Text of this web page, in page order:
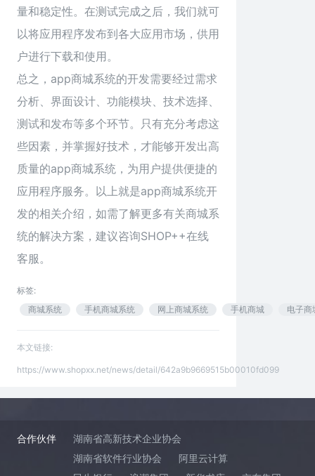
量和稳定性。在测试完成之后，我们就可
以将应用程序发布到各大应用市场，供用
户进行下载和使用。
总之，app商城系统的开发需要经过需求
分析、界面设计、功能模块、技术选择、
测试和发布等多个环节。只有充分考虑这
些因素，并掌握好技术，才能够开发出高
质量的app商城系统，为用户提供便捷的
应用程序服务。以上就是app商城系统开
发的相关介绍，如需了解更多有关商城系
统的解决方案，建议咨询SHOP++在线
客服。
标签:
商城系统
手机商城系统 网上商城系统 手机商城 电子商
本文链接:
https://www.shopxx.net/news/detail/642a9b9669515b00010fd099
合作伙伴
湖南省高新技术企业协会
湖南省软件行业协会
阿里云计算